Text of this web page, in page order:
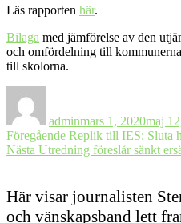
Läs rapporten här.
Bilaga med jämförelse av den
och omfördelning till
till skolorna.
adminmars 1, 2020maj
Inläggsnavigering
Föregående Föregående
inlägg:
Replik till IES: Sluta
Nästa Nästa
Utredning föreslår sänkt
Här visar journalisten
och vänskapsband lett